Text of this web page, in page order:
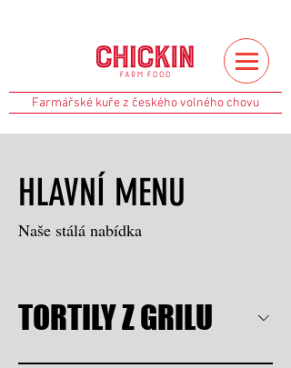
Farmářské kuře z českého volného chovu
HLAVNÍ MENU
TORTILY Z GRILU